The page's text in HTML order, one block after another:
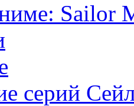
Sailor
серий